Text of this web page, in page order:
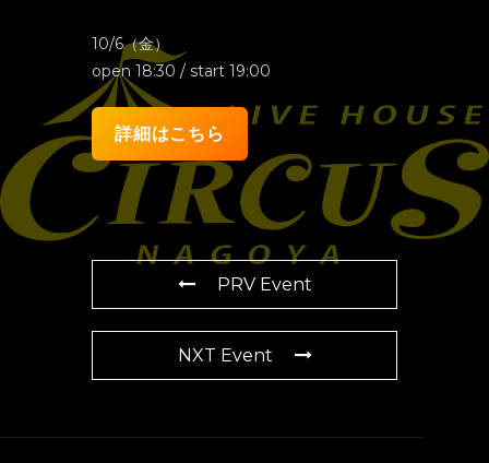
10/6（金）
open 18:30 / start 19:00
詳細はこちら
PRV Event
NXT Event